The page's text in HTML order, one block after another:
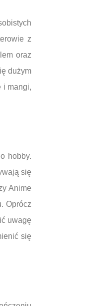
z
oraz
dużym
i mangi,
hobby.
się
Anime
Oprócz
uwagę
się